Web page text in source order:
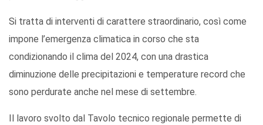
Si tratta di interventi di carattere straordinario, così come
impone l’emergenza climatica in corso che sta
condizionando il clima del 2024, con una drastica
diminuzione delle precipitazioni e temperature record che
sono perdurate anche nel mese di settembre.
Il lavoro svolto dal Tavolo tecnico regionale permette di